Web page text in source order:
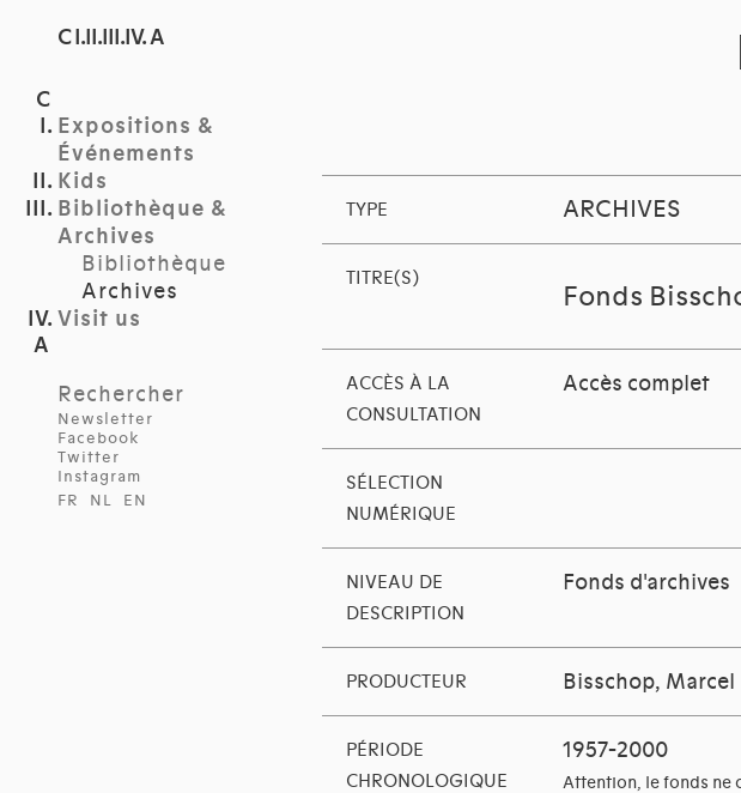
C I.II.III.IV. A
Expositions &
Événements
Kids
Bibliothèque &
Archives
Bibliothèque
Archives
Visit us
Rechercher
Newsletter
Facebook
Twitter
Instagram
FR
NL EN
TYPE ARCHIVES
TITRE(S)
Fonds
ACCÈS À LA
CONSULTATION
Accès complet
SÉLECTION
NUMÉRIQUE
NIVEAU DE
DESCRIPTION
Fonds d'archives
PRODUCTEUR Bisschop, Marcel
PÉRIODE
CHRONOLOGIQUE
1957-2000
Attention, le fonds ne